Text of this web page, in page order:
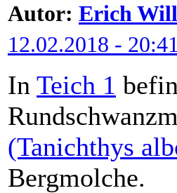
Autor: Erich
12.02.2018 - 20:41
In Teich 1
(Tanichthys
Bergmolche.